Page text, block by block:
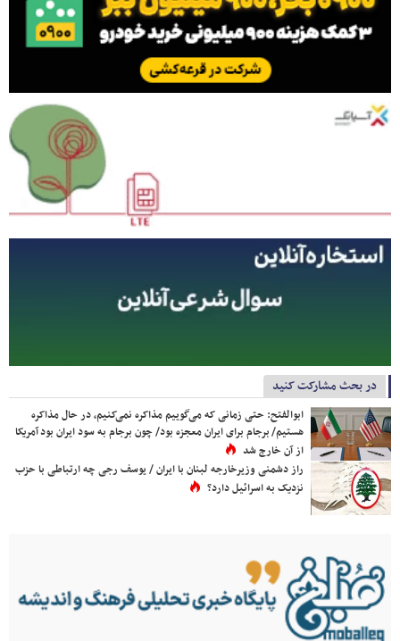
در بحث مشارکت کنید
ابوالفتح: حتی زمانی که می‌گوییم مذاکره نمی‌کنیم، در حال مذاکره
هستیم/ برجام برای ایران معجزه بود/ چون برجام به سود ایران بود آمریکا
از آن خارج شد
راز دشمنی وزیرخارجه لبنان با ایران / یوسف رجی چه ارتباطی با حزب
نزدیک به اسرائیل دارد؟